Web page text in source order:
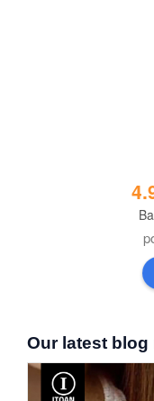
Our latest blog